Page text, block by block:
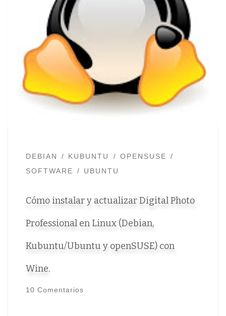
DEBIAN KUBUNTU
OPENSUSE
SOFTWARE
UBUNTU
Cómo instalar y actualizar Digital Photo
Professional en Linux (Debian,
Kubuntu/Ubuntu y openSUSE) con
Wine.
10 Comentarios